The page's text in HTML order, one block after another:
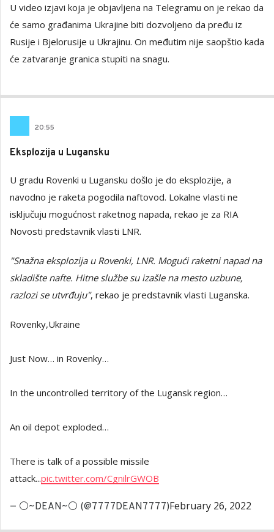
U video izjavi koja je objavljena na Telegramu on je rekao da
će samo građanima Ukrajine biti dozvoljeno da pređu iz
Rusije i Bjelorusije u Ukrajinu. On međutim nije saopštio kada
će zatvaranje granica stupiti na snagu.
20:55
Eksplozija u Lugansku
U gradu Rovenki u Lugansku došlo je do eksplozije, a
navodno je raketa pogodila naftovod. Lokalne vlasti ne
isključuju mogućnost raketnog napada, rekao je za RIA
Novosti predstavnik vlasti LNR.
"Snažna eksplozija u Rovenki, LNR. Mogući raketni napad na
skladište nafte. Hitne službe su izašle na mesto uzbune,
razlozi se utvrđuju", rekao je predstavnik vlasti Luganska.
Rovenky,Ukraine
Just Now… in Rovenky…
In the uncontrolled territory of the Lugansk region…
An oil depot exploded…
There is talk of a possible missile
attack...pic.twitter.com/CgnilrGWOB
— ⚪️~DEAN~⚪️ (@7777DEAN7777)February 26, 2022